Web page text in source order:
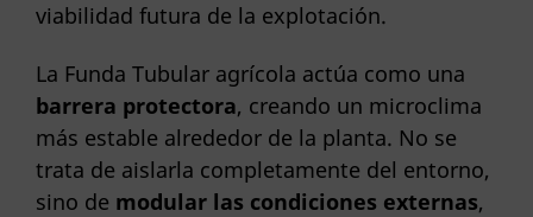
viabilidad futura de la explotación.
La Funda Tubular agrícola actúa como una
barrera protectora, creando un microclima
más estable alrededor de la planta. No se
trata de aislarla completamente del entorno,
sino de modular las condiciones externas,